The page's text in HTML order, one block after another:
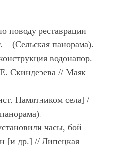
поводу реставрации
(Сельская панорама).
водонапор.
Скиндерева // Маяк
Памятником села] /
часы, бой
[и др.] // Липецкая